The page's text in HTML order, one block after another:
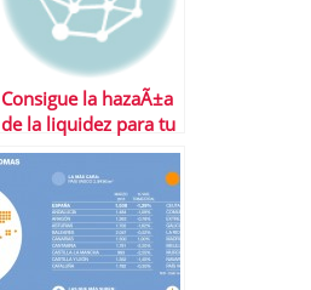
Consigue la hazaÃ±a
de la liquidez para tu
proyecto empresarial